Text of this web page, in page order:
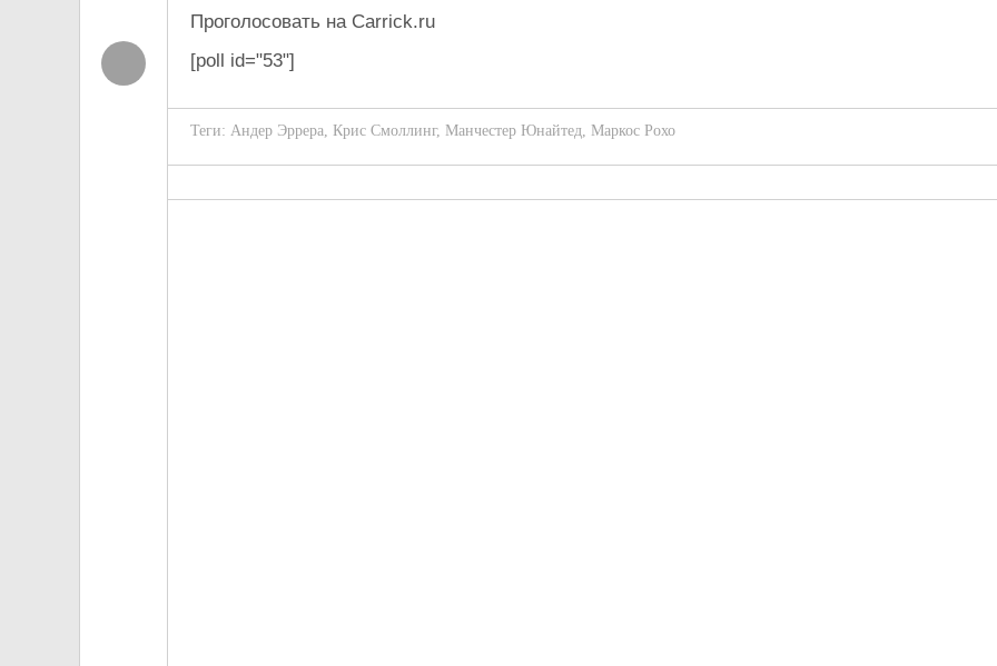
Проголосовать на Carrick.ru
[poll id="53"]
Теги: Андер Эррера, Крис Смоллинг, Манчестер Юнайтед, Маркос Рохо